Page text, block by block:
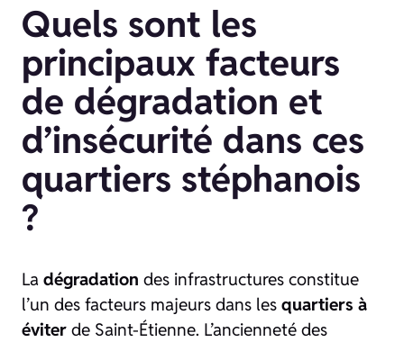
Quels sont les
principaux facteurs
de dégradation et
d’insécurité dans ces
quartiers stéphanois
?
La dégradation des infrastructures constitue
l’un des facteurs majeurs dans les quartiers à
éviter de Saint-Étienne. L’ancienneté des